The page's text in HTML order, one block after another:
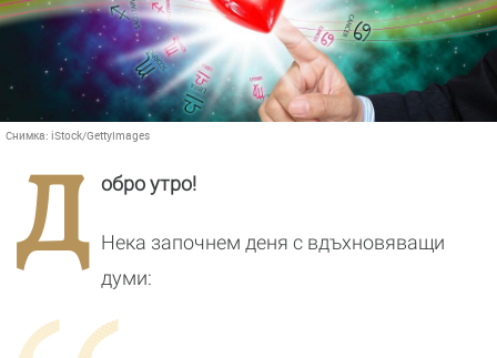
Снимка: iStock/GettyImages
Д обро утро!
Нека започнем деня с вдъхновяващи
думи: